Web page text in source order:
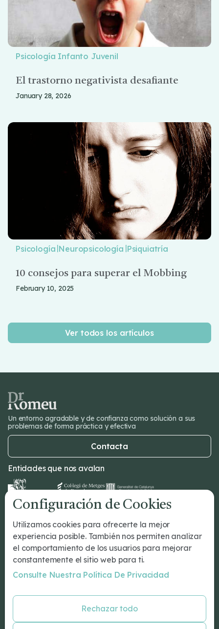
Psicología Infanto Juvenil
El trastorno negativista desafiante
January 28, 2026
Psicología |Neuropsicología |Psiquiatría
10 consejos para superar el Mobbing
February 10, 2025
Ver todos los artículos
Un entorno agradable y de confianza como solución a sus
problemas de forma práctica y efectiva
Contacta
Entidades que nos avalan
Dr Romeu
¿Tu primera cita?
Tratamientos
Conócenos
Blog
Psiquiatría Barcelona
Configuración de Cookies
Utilizamos cookies para ofrecerte la mejor
experiencia posible. También nos permiten analizar
el comportamiento de los usuarios para mejorar
constantemente el sitio web para ti.
Consulte Nuestra Política De Privacidad
Rechazar todo